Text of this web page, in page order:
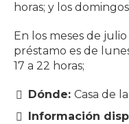
horas; y los
En los meses de
préstamo es de
17 a 22 horas;
Dónde: Casa de
Información